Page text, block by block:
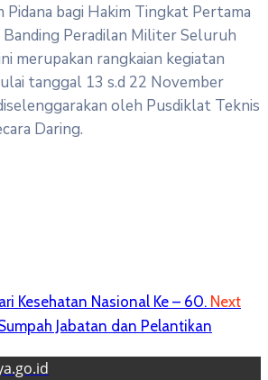
Pidana bagi Hakim Tingkat Pertama
Peradilan Militer Seluruh
merupakan rangkaian kegiatan
tanggal 13 s.d 22 November
oleh Pusdiklat Teknis
Daring.
Kesehatan Nasional Ke – 60. Next
Jabatan dan Pelantikan